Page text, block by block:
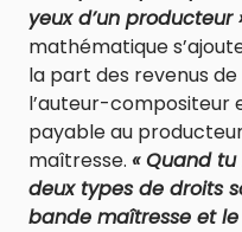
yeux d’un producteur
mathématique
la part des revenus
l’auteur-compositeur
payable au
maîtresse. « Quand
deux types de droits
bande maîtresse et